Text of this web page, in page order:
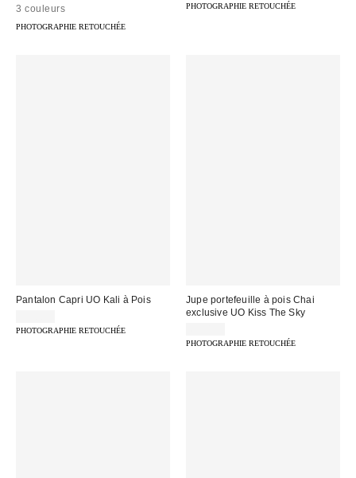
3 couleurs
PHOTOGRAPHIE RETOUCHÉE
PHOTOGRAPHIE RETOUCHÉE
Pantalon Capri UO Kali à Pois
PHOTOGRAPHIE RETOUCHÉE
Jupe portefeuille à pois Chai
exclusive UO Kiss The Sky
PHOTOGRAPHIE RETOUCHÉE